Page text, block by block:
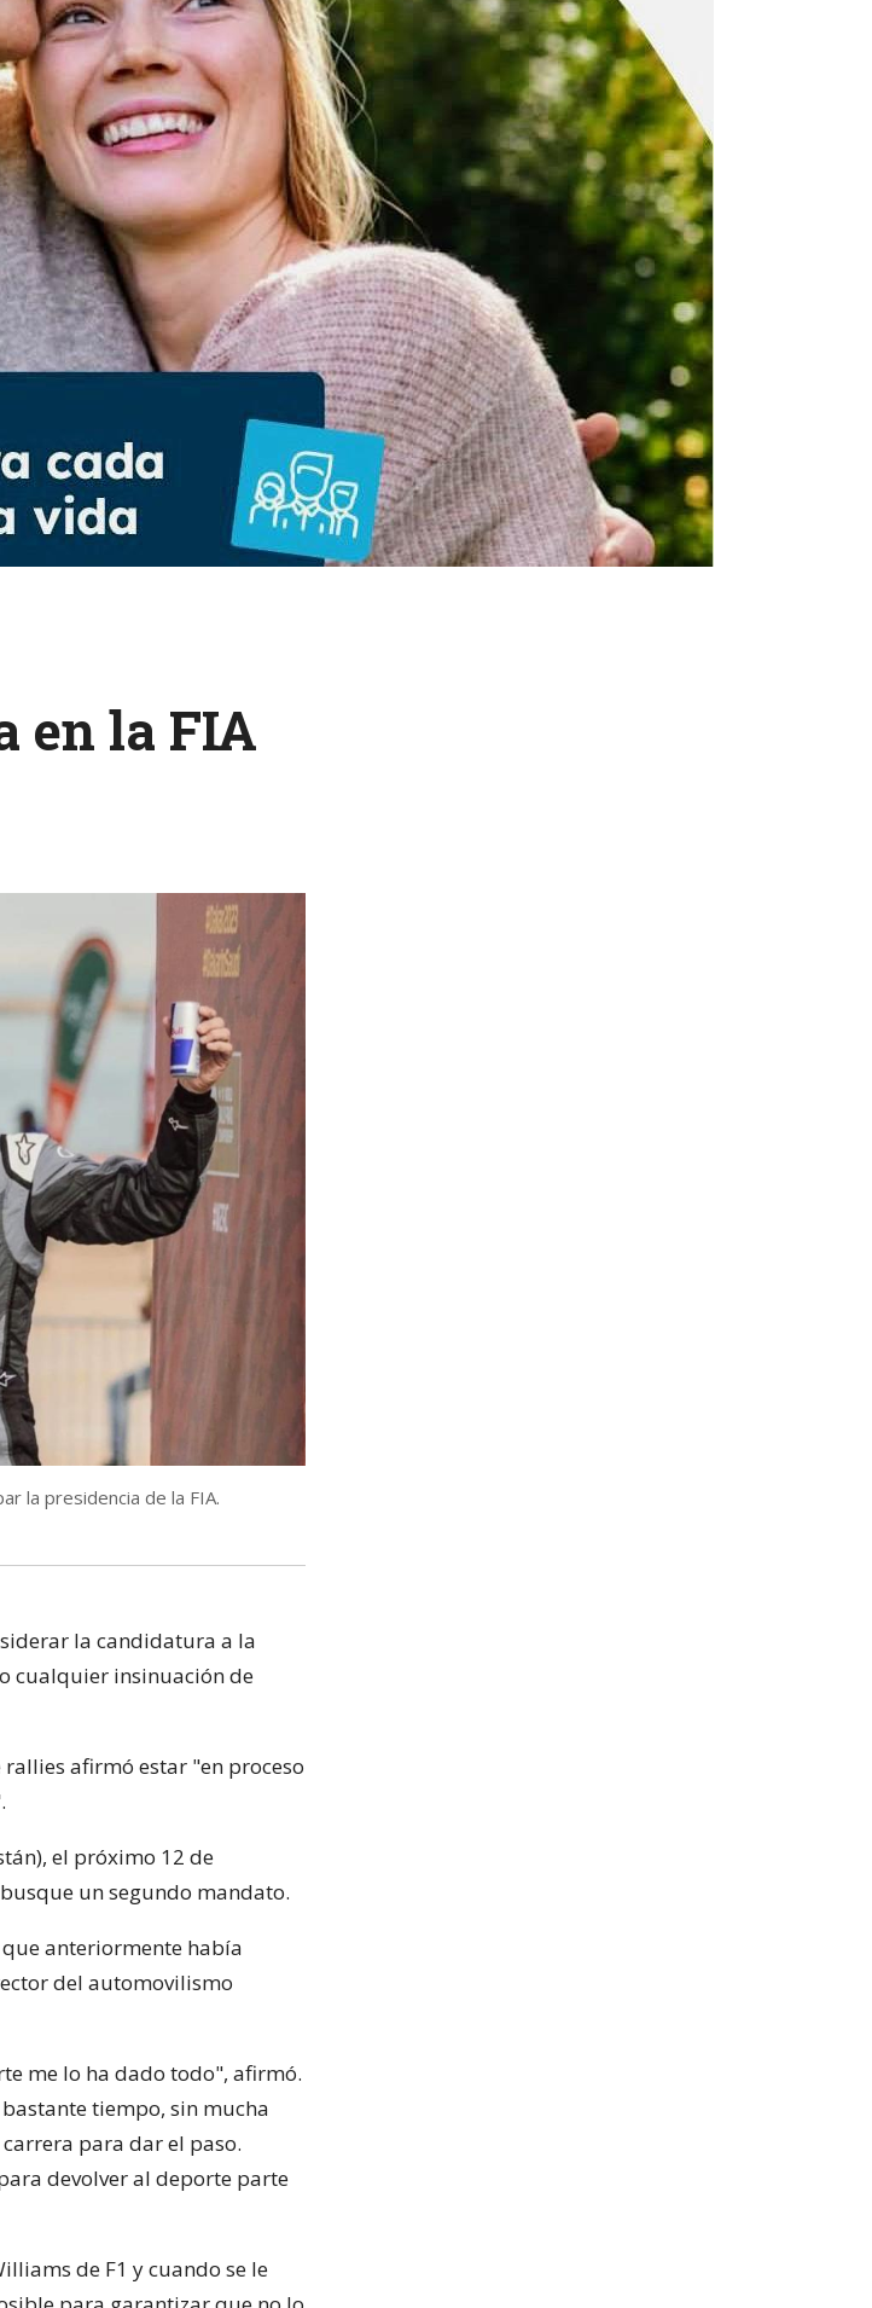
en la FIA
la presidencia de la FIA.
la candidatura a la
cualquier insinuación de
afirmó estar "en proceso
el próximo 12 de
un segundo mandato.
anteriormente había
del automovilismo
me lo ha dado todo", afirmó.
tiempo, sin mucha
para dar el paso.
devolver al deporte parte
de F1 y cuando se le